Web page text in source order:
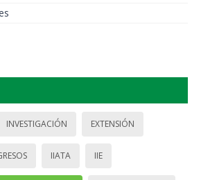
INVESTIGACIÓN EXTENSIÓN
IIATA IIE